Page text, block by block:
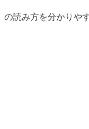
の読み方を分かりや